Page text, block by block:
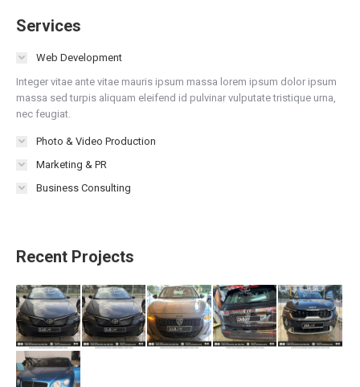
Services
Web Development
Integer vitae ante vitae mauris ipsum massa lorem ipsum dolor ipsum
massa sed turpis aliquam eleifend id pulvinar vulputate tristique urna,
nec feugiat.
Photo & Video Production
Marketing & PR
Business Consulting
Recent Projects